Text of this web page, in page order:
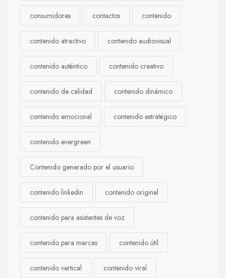
consumidores contactos contenido
contenido atractivo contenido audiovisual
contenido auténtico contenido creativo
contenido de calidad contenido dinámico
contenido emocional contenido estratégico
contenido evergreen
Contenido generado por el usuario
contenido linkedin contenido original
contenido para asistentes de voz
contenido para marcas contenido útil
contenido vertical contenido viral